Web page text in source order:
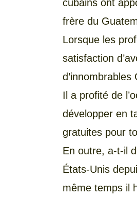
cubains ont
frère du
Lorsque les
satisfaction
Il a profité de
développer en
gratuites pour
En outre, a-t-il
États-Unis
même temps il